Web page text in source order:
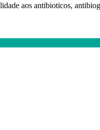
aos antibioticos,